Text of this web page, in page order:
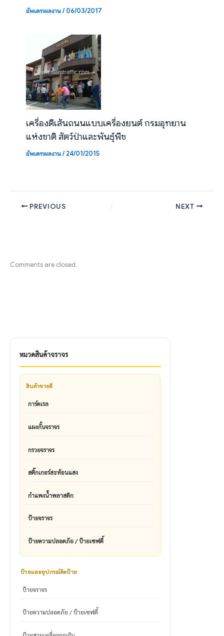
หมวดสินค้าจราจร
สินค้าขายดี
การ์ดเรล
แผงกั้นจราจร
กรวยจราจร
สติ๊กเกอร์สะท้อนแสง
กำแพงน้ำพลาสติก
ป้ายจราจร
ป้ายความปลอดภัย / ป้ายเซฟตี้
ป้ายและอุปกรณ์ติดป้าย
ป้ายจราจร
ป้ายความปลอดภัย / ป้ายเซฟตี้
อัพเดทผลงาน/06/03/2017
เครื่องตีเส้นถนนแบบเครื่องยนต์ กรมอุทยาน
แห่งชาติ สัตว์ป่าและพันธุ์พืช
อัพเดทผลงาน/24/01/2015
PREVIOUS NEXT
Comments are closed.